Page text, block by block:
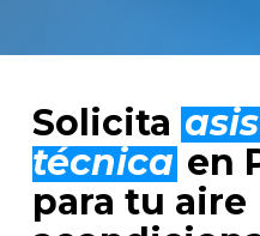
Solicita
técnica en
para tu aire